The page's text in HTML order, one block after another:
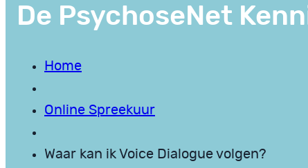
De PsychoseNet
Home
Online Spreekuur
Waar kan ik Voice Dialogue volgen?